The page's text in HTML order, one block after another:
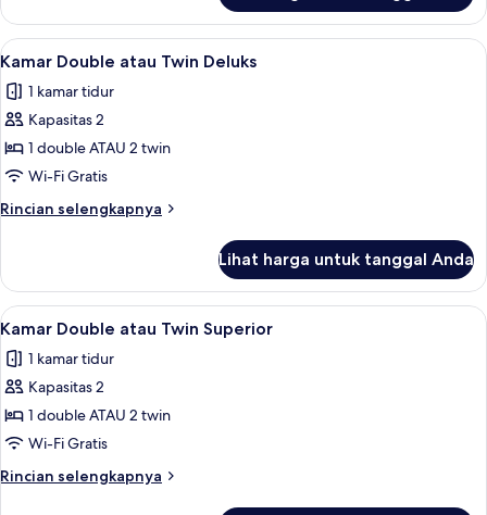
Kamar
Twin
Standar
Lihat
semua
foto
untuk
Kamar
Double
atau
Twin
Kamar Double atau Twin Deluks |
4
Kamar Double atau Twin Deluks
1 kamar tidur
Kapasitas 2
1 double ATAU 2 twin
Wi-Fi Gratis
Rincian selengkapnya
Rincian
Kamar
Double
atau
Deluks
Lihat harga untuk tanggal Anda
Lihat
semua
foto
untuk
Kamar
Double
atau
Twin
Kamar Double atau Twin Superior |
4
Kamar Double atau Twin Superior
1 kamar tidur
Kapasitas 2
1 double ATAU 2 twin
Wi-Fi Gratis
Rincian selengkapnya
Rincian